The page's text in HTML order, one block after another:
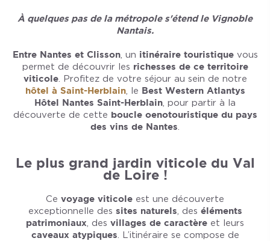
À quelques pas de la métropole s'étend le Vignoble
Nantais.
Entre Nantes et Clisson, un itinéraire touristiquevous
permet de découvrir les richesses de ce territoire
viticole. Profitez de votre séjour au sein de notre
hôtel à Saint-Herblain, le Best Western Atlantys
Hôtel Nantes Saint-Herblain, pour partir à la
découverte de cette boucle oenotouristique du pays
des vins de Nantes.
Le plus grand jardin viticole du Val
de Loire !
Ce voyage viticole est une découverte
exceptionnelle des sites naturels, des éléments
patrimoniaux, des villages de caractère et leurs
caveaux atypiques. L’itinéraire se compose de